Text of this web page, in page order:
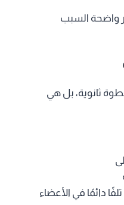
واضحة السبب
ثانوية، بل هي
دائمًا في الأعضاء